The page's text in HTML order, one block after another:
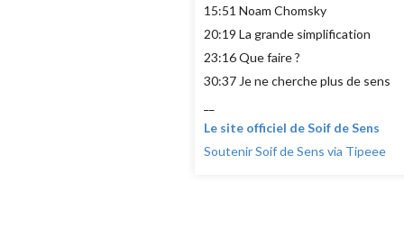
15:51 Noam Chomsky
20:19 La grande simplification
23:16 Que faire ?
30:37 Je ne cherche plus de sens
Le site officiel de Soif de Sens
Soutenir Soif de Sens via Tipeee